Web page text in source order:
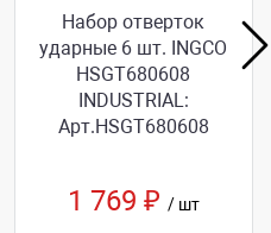
Набор отверток
ударные 6 шт. INGCO
HSGТ680608
INDUSTRIAL:
Арт.HSGT680608
1 769 ₽ / шт